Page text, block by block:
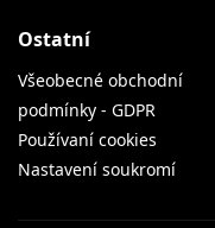
Ostatní
Všeobecné obchodní
podmínky - GDPR
Používaní cookies
Nastavení soukromí